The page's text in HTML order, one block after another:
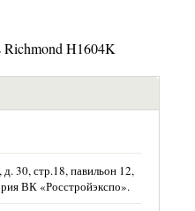
Richmond H1604K
30, стр.18, павильон 12,
ВК «Росстройэкспо».